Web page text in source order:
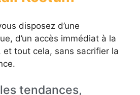
disposez d’une
d’un accès immédiat à la
et tout cela, sans sacrifier la
tendances,